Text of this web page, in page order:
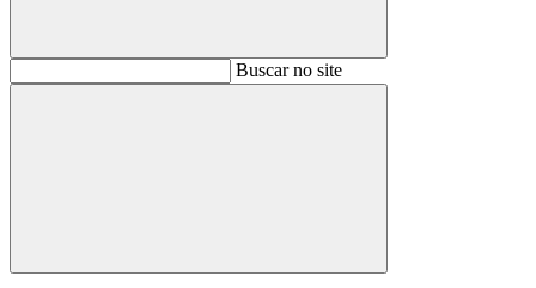
BuscarBuscar no site
Buscar